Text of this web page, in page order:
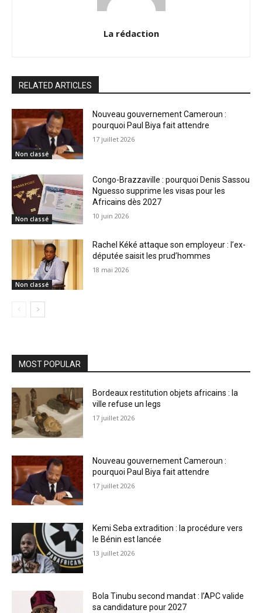
La rédaction
RELATED ARTICLES
Non classé
Nouveau gouvernement Cameroun :
pourquoi Paul Biya fait attendre
17 juillet 2026
Non classé
Congo-Brazzaville : pourquoi Denis Sassou
Nguesso supprime les visas pour les
Africains dès 2027
10 juin 2026
Non classé
Rachel Kéké attaque son employeur : l’ex-
députée saisit les prud’hommes
18 mai 2026
MOST POPULAR
Bordeaux restitution objets africains : la
ville refuse un legs
17 juillet 2026
Nouveau gouvernement Cameroun :
pourquoi Paul Biya fait attendre
17 juillet 2026
Kemi Seba extradition : la procédure vers
le Bénin est lancée
13 juillet 2026
Bola Tinubu second mandat : l’APC valide
sa candidature pour 2027